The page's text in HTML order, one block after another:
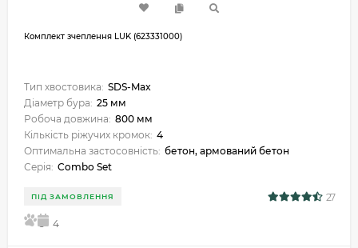
Комплект зчеплення LUK (623331000)
Тип хвостовика: SDS-Max
Діаметр бура: 25 мм
Робоча довжина: 800 мм
Кількість ріжучих кромок: 4
Оптимальна застосовність: бетон, армований бетон
Серія: Combo Set
ПІД ЗАМОВЛЕННЯ 27
5 4